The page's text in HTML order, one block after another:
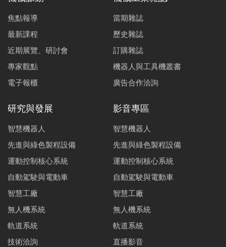
焦點報導
最新課程
近期展覽、研討會
專家觀點
電子報櫃
當期雜誌
歷史雜誌
訂購雜誌
機器人與工具機叢書
廣告合作洽詢
研究與發展
智慧機器人
先進與綠色製程設備
運動控制核心系統
自動駕駛與電動車
智慧工廠
無人機系統
軌道系統
技術洽詢
影音專區
智慧機器人
先進與綠色製程設備
運動控制核心系統
自動駕駛與電動車
智慧工廠
無人機系統
軌道系統
直播影音